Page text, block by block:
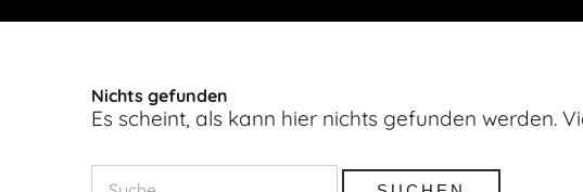
Nichts gefunden
Es scheint, als kann hier nichts gefunden werden.